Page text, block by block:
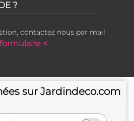
?
contactez nous par mail
<
sur Jardindeco.com